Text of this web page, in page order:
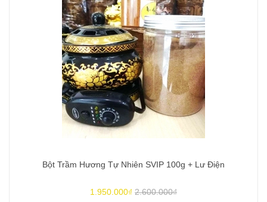
Bột Trầm Hương Tự Nhiên SVIP 100g + Lư Điện
1.950.000₫ 2.600.000₫